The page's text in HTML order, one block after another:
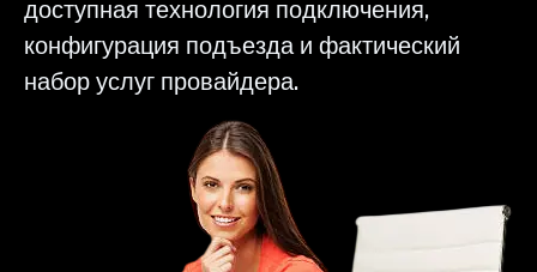
доступная технология подключения,
конфигурация подъезда и фактический
набор услуг провайдера.